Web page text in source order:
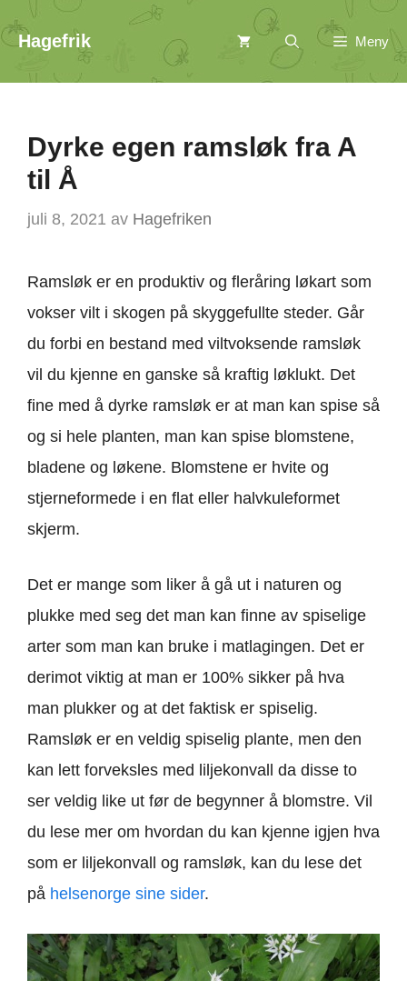
Hopp
til
innhold
Hagefrik Meny
Dyrke egen ramsløk fra A
til Å
juli 8, 2021 av Hagefriken
Ramsløk er en produktiv og fleråring løkart som
vokser vilt i skogen på skyggefullte steder. Går
du forbi en bestand med viltvoksende ramsløk
vil du kjenne en ganske så kraftig løklukt. Det
fine med å dyrke ramsløk er at man kan spise så
og si hele planten, man kan spise blomstene,
bladene og løkene. Blomstene er hvite og
stjerneformede i en flat eller halvkuleformet
skjerm.
Det er mange som liker å gå ut i naturen og
plukke med seg det man kan finne av spiselige
arter som man kan bruke i matlagingen. Det er
derimot viktig at man er 100% sikker på hva
man plukker og at det faktisk er spiselig.
Ramsløk er en veldig spiselig plante, men den
kan lett forveksles med liljekonvall da disse to
ser veldig like ut før de begynner å blomstre. Vil
du lese mer om hvordan du kan kjenne igjen hva
som er liljekonvall og ramsløk, kan du lese det
på helsenorge sine sider.